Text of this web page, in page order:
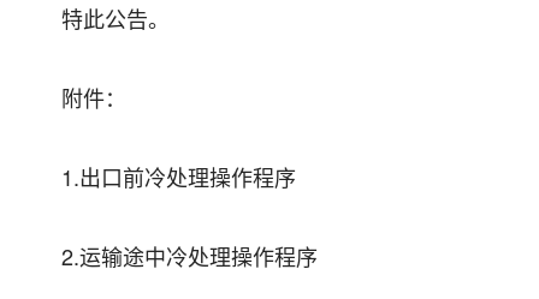
特此公告。
附件：
1.出口前冷处理操作程序
2.运输途中冷处理操作程序